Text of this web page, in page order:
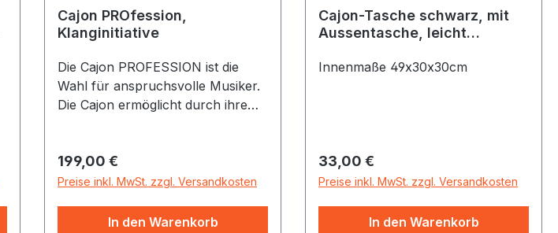
Cajon PROfession,
Klanginitiative
Die Cajon PROFESSION ist die
Wahl für anspruchsvolle Musiker.
Die Cajon ermöglicht durch ihre
Einsatz und fühlt sich in den
Musikstilen der Welt zu Hause.
erzeugt sie wesentlich mehr Druck
Regulärer Preis:
199,00 €
Preise inkl. MwSt. zzgl. Versandkosten
In den Warenkorb
Cajon-Tasche schwarz, mit
Aussentasche, leicht
Innenmaße 49x30x30cm
Regulärer Preis:
33,00 €
Preise inkl. MwSt. zzgl. Versandkosten
In den Warenkorb